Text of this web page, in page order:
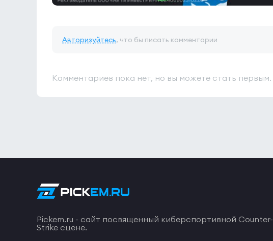
Авторизуйтесь, что бы писать комментарии
Комментариев пока нет, но вы можете стать первым.
Pickem.ru - сайт посвященный киберспортивной Counter-
Strike сцене.